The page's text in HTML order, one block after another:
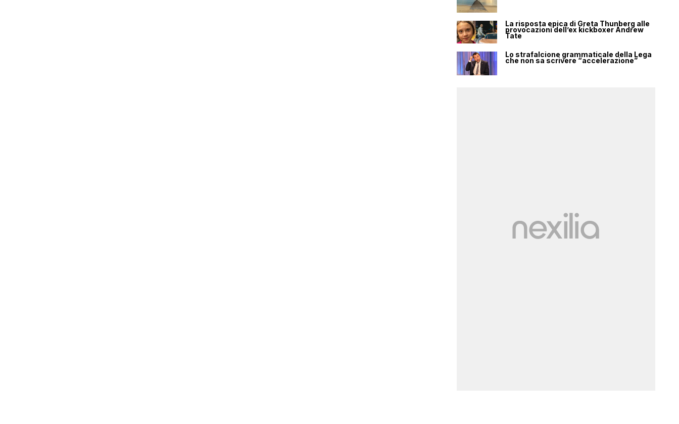
La risposta epica di Greta Thunberg alle
provocazioni dell’ex kickboxer Andrew
Tate
Lo strafalcione grammaticale della Lega
che non sa scrivere “accelerazione”